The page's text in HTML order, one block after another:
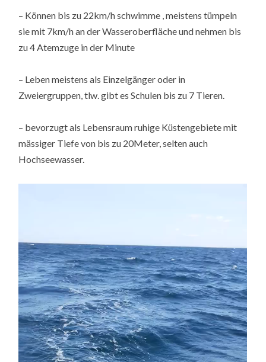
– Können bis zu 22km/h schwimme , meistens tümpeln
sie mit 7km/h an der Wasseroberfläche und nehmen bis
zu 4 Atemzuge in der Minute
– Leben meistens als Einzelgänger oder in
Zweiergruppen, tlw. gibt es Schulen bis zu 7 Tieren.
– bevorzugt als Lebensraum ruhige Küstengebiete mit
mässiger Tiefe von bis zu 20Meter, selten auch
Hochseewasser.